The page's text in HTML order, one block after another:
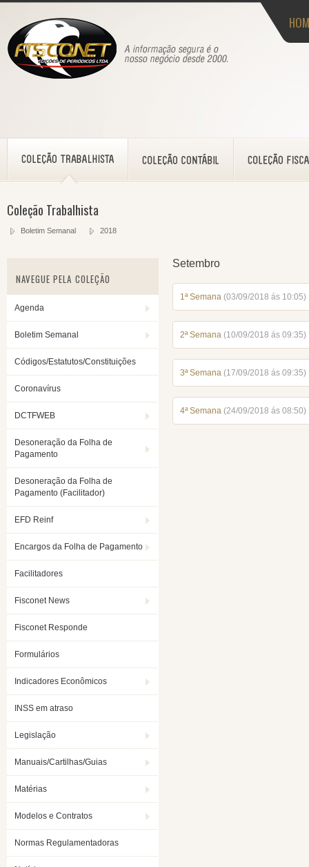
Coleção Trabalhista
Boletim Semanal 2018
NAVEGUE PELA COLEÇÃO
Agenda
Boletim Semanal
Códigos/Estatutos/Constituições
Coronavírus
DCTFWEB
Desoneração da Folha de
Pagamento
Desoneração da Folha de
Pagamento (Facilitador)
EFD Reinf
Encargos da Folha de Pagamento
Facilitadores
Fisconet News
Fisconet Responde
Formulários
Indicadores Econômicos
INSS em atraso
Legislação
Manuais/Cartilhas/Guias
Matérias
Modelos e Contratos
Normas Regulamentadoras
Setembro
1ª Semana (03/09/2018 ás 10:05)
2ª Semana (10/09/2018 ás 09:35)
3ª Semana (17/09/2018 ás 09:35)
4ª Semana (24/09/2018 ás 08:50)